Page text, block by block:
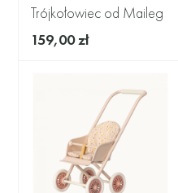
Trójkołowiec od Maileg
159,00 zł